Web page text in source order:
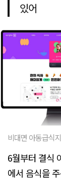
있어
비대면 아동급식
6월부터 결식
에서 음식을